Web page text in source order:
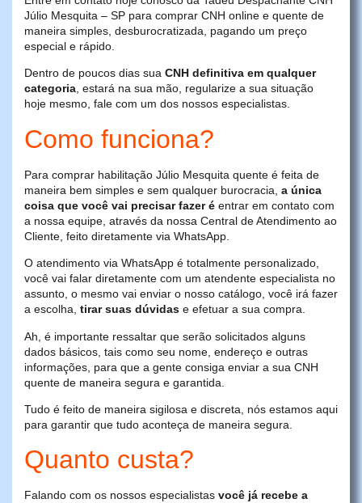
Júlio Mesquita – SP para comprar CNH online e quente de
maneira simples, desburocratizada, pagando um preço
especial e rápido.
Dentro de poucos dias sua CNH definitiva em qualquer
categoria, estará na sua mão, regularize a sua situação
hoje mesmo, fale com um dos nossos especialistas.
Como funciona?
Para comprar habilitação Júlio Mesquita quente é feita de
maneira bem simples e sem qualquer burocracia, a única
coisa que você vai precisar fazer é entrar em contato com
a nossa equipe, através da nossa Central de Atendimento ao
Cliente, feito diretamente via WhatsApp.
O atendimento via WhatsApp é totalmente personalizado,
você vai falar diretamente com um atendente especialista no
assunto, o mesmo vai enviar o nosso catálogo, você irá fazer
a escolha, tirar suas dúvidas e efetuar a sua compra.
Ah, é importante ressaltar que serão solicitados alguns
dados básicos, tais como seu nome, endereço e outras
informações, para que a gente consiga enviar a sua CNH
quente de maneira segura e garantida.
Tudo é feito de maneira sigilosa e discreta, nós estamos aqui
para garantir que tudo aconteça de maneira segura.
Quanto custa?
Falando com os nossos especialistas você já recebe a